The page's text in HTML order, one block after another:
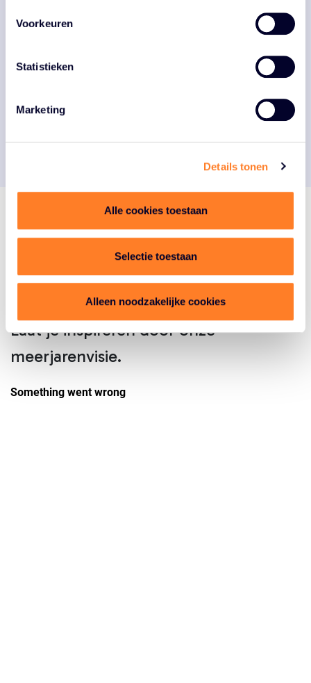
Voorkeuren
Statistieken
Marketing
Details tonen
Alle cookies toestaan
Selectie toestaan
Alleen noodzakelijke cookies
om een goed gesprek op een terras, een wandeling door
de natuur of een bijzonder lokaal evenement – het zijn
bijzonder maken.
Meer over de campagne
Hoe draag jij bij aanGoed
Laat je inspireren door onze
meerjarenvisie.